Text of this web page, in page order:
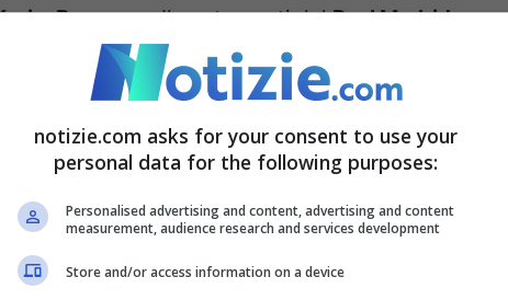
Benzema. Il centravanti delReal Madrid
tutti i supporters transalpini che hanno
di Maignan, Kantè, Kimpembè, Nkunku su
coscia avuta durante l’ultima sessione di
che il calciatore potesse essere sostituito,
In merito a questa domanda ha voluto
notizie.com asks for your consent to use your
personal data for the following purposes:
Personalised advertising and content, advertising and content
measurement, audience research and services development
Store and/or access information on a device